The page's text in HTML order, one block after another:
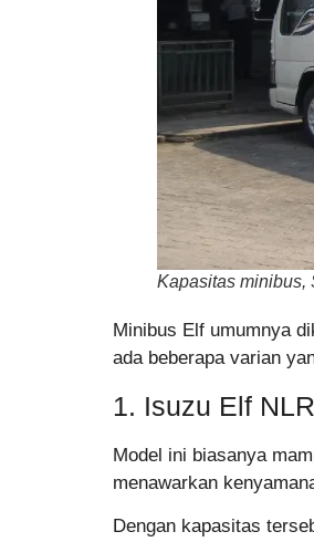
Kapasitas minibus,
Minibus Elf umumnya
ada beberapa varian
1. Isuzu Elf
Model ini biasanya
menawarkan
Dengan kapasitas